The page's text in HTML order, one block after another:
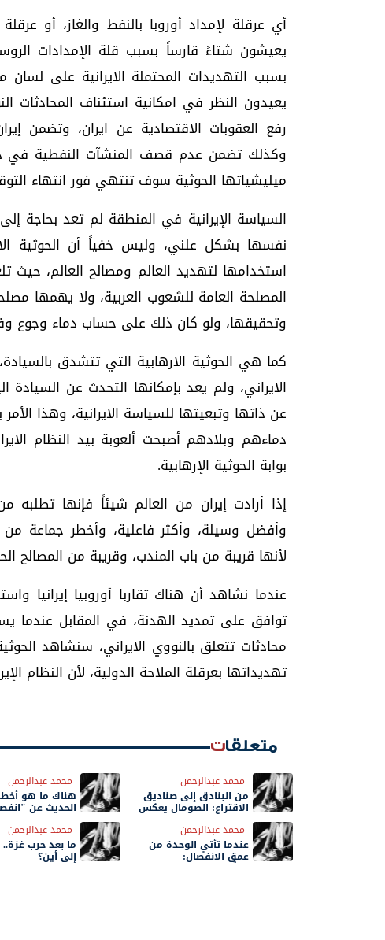
أي عرقلة لإمداد أوروبا بالنفط والغاز، أو
يعيشون شتاءً قارساً بسبب قلة الإمدادات
بسبب التهديدات المحتملة الايرانية على لسان
يعيدون النظر في امكانية استئناف المحادثات
رفع العقوبات الاقتصادية عن ايران، وتضمن
وكذلك تضمن عدم قصف المنشآت النفطية في
ميليشياتها الحوثية سوف تنتهي فور انتهاء
السياسة الإيرانية في المنطقة لم تعد
نفسها بشكل علني، وليس خفياً أن الحوثية
استخدامها لتهديد العالم ومصالح العالم،
المصلحة العامة للشعوب العربية، ولا يهمها
وتحقيقها، ولو كان ذلك على حساب دماء وجوع
كما هي الحوثية الارهابية التي تتشدق
الايراني، ولم يعد بإمكانها التحدث عن
عن ذاتها وتبعيتها للسياسة الايرانية، وهذا
دماءهم وبلادهم أصبحت ألعوبة بيد النظام
بوابة الحوثية الإرهابية.
إذا أرادت إيران من العالم شيئاً فإنها تطلبه
وأفضل وسيلة، وأكثر فاعلية، وأخطر جماعة
لأنها قريبة من باب المندب، وقريبة من المصالح
عندما نشاهد أن هناك تقاربا أوروبيا إيرانيا
توافق على تمديد الهدنة، في المقابل عندما
محادثات تتعلق بالنووي الايراني، سنشاهد
تهديداتها بعرقلة الملاحة الدولية، لأن النظام
متعلقات
محمد عبدالرحمن
من البنادق إلى صناديق
الاقتراع: الصومال يعكس
مرآة الفشل اليمني
محمد عبدالرحمن
هناك ما هو
الحديث عن
محمد عبدالرحمن
عندما تأتي الوحدة من
عمق الانفصال:
محمد عبدالرحمن
ما بعد حرب
إلى أين؟